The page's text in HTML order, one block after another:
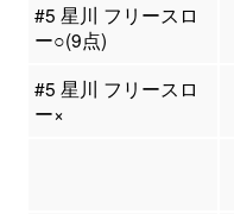
#5 星川 フリースロ
ー○(9点)
#5 星川 フリースロ
ー×